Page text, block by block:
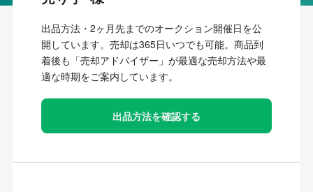
出品方法・2ヶ月先までのオークション開催日を公
開しています。売却は365日いつでも可能。商品到
着後も「売却アドバイザー」が最適な売却方法や最
適な時期をご案内しています。
出品方法を確認する